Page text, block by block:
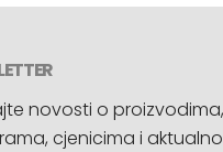
novosti o
cjenicima i